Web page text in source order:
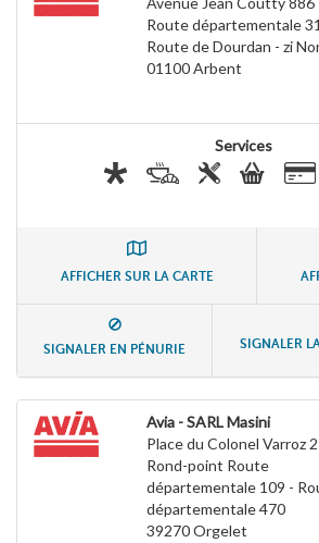
Route départementale
Route de Dourdan - zi
01100Arbent
Services
AFFICHER SUR LA CARTE
SIGNALER EN PÉNURIE SIGNALER
Avia - SARL Masini
Place du Colonel Varroz 2
Rond-point Route
départementale 109 -
départementale 470
39270Orgelet